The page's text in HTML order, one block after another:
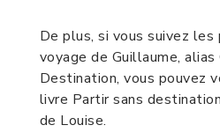
De plus, si vous suivez
voyage de Guillaume, alias
Destination, vous pouvez
livre Partir sans
de Louise.